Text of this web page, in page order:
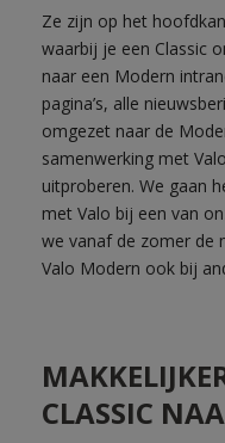
Ze zijn op het
waarbij je een Classic
naar een Modern
pagina’s, alle
omgezet naar de
samenwerking met
uitproberen. We gaan
met Valo bij een van
we vanaf de zomer de
Valo Modern ook bij
CLASSIC